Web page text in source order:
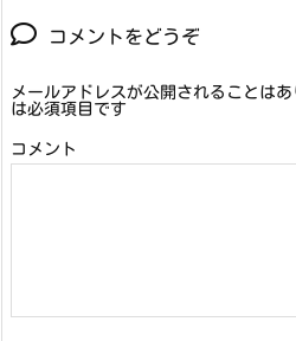
コメントをどうぞ
メールアドレスが公開されることはあ
は必須項目です
コメント